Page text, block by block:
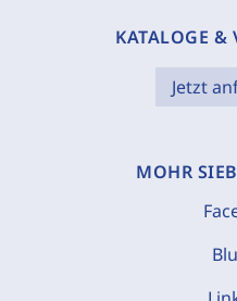
KATALOGE &
Jetzt
MOHR